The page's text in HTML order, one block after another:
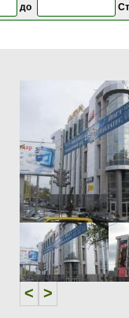
до
<
< >